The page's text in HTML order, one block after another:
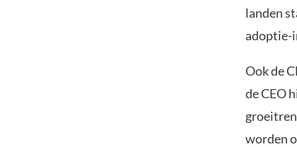
landen
adoptie-
Ook de
de CEO
worden